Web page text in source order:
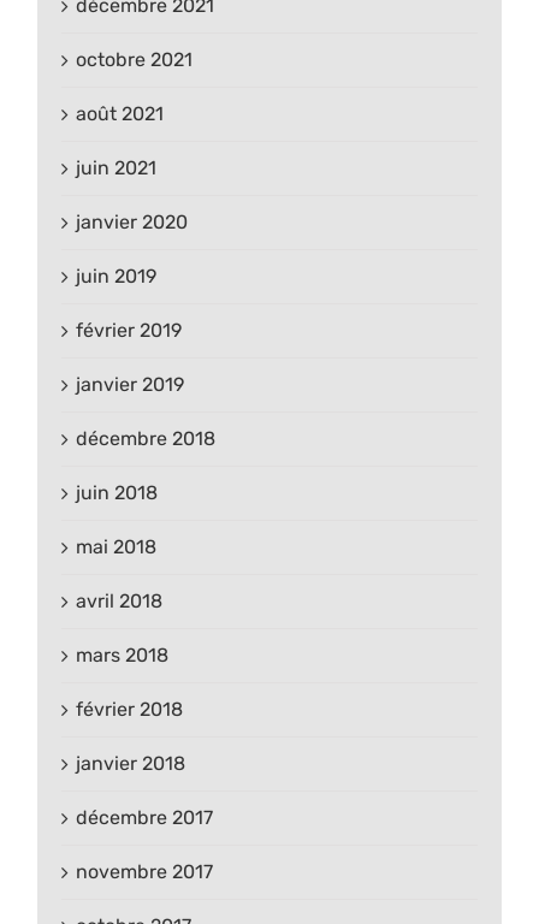
décembre 2021
octobre 2021
août 2021
juin 2021
janvier 2020
juin 2019
février 2019
janvier 2019
décembre 2018
juin 2018
mai 2018
avril 2018
mars 2018
février 2018
janvier 2018
décembre 2017
novembre 2017